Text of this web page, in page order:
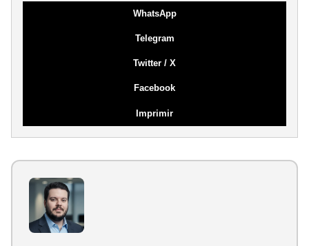
WhatsApp
Telegram
Twitter / X
Facebook
Imprimir